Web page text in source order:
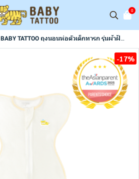
0
BABY TATTOO ถุงนอนห่อตัวเด็กทารก รุ่นผ้าฝ้ายตาข่าย Mesh Cotton ถุงนอนกันสะดุ้ง (แถมฟรีถุงถนอมผ้า)
-17%